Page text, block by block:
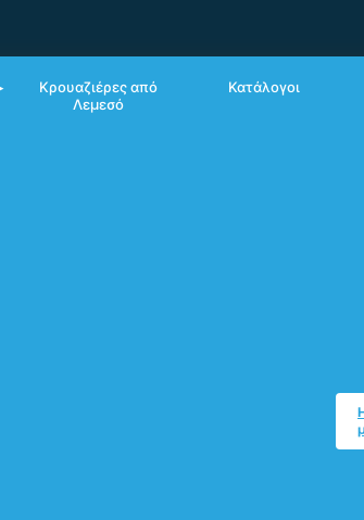
Κρουαζιέρες από
Λεμεσό
Κατάλογοι